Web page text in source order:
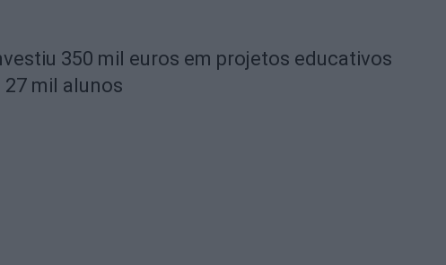
350 mil euros em projetos educativos
mil alunos